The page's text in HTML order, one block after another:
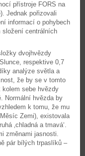
přístroje FORS na
Jednak pořizovali
informací o pohybech
složení centrálních
dvojhvězdy
respektive 0,7
analýze světla a
že by se v tomto
sebe hvězdy
Normální hvězda by
k tomu, že mu
Zemi), existovala
‚chladná a tmavá‘.
změnami jasnosti.
pár bílých trpaslíků –